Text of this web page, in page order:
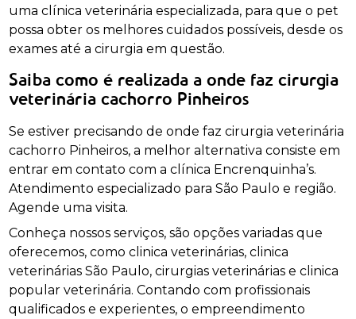
uma clínica veterinária especializada, para que o pet
possa obter os melhores cuidados possíveis, desde os
exames até a cirurgia em questão.
Saiba como é realizada a onde faz cirurgia
veterinária cachorro Pinheiros
Se estiver precisando de onde faz cirurgia veterinária
cachorro Pinheiros, a melhor alternativa consiste em
entrar em contato com a clínica Encrenquinha’s.
Atendimento especializado para São Paulo e região.
Agende uma visita.
Conheça nossos serviços, são opções variadas que
oferecemos, como clinica veterinárias, clinica
veterinárias São Paulo, cirurgias veterinárias e clinica
popular veterinária. Contando com profissionais
qualificados e experientes, o empreendimento